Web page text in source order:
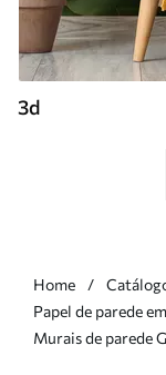
3d
Home
Papel de parede
Murais de parede